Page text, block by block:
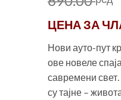
ЦЕНА ЗА
Нови ауто-пут
ове новеле
савремени
су тајне –